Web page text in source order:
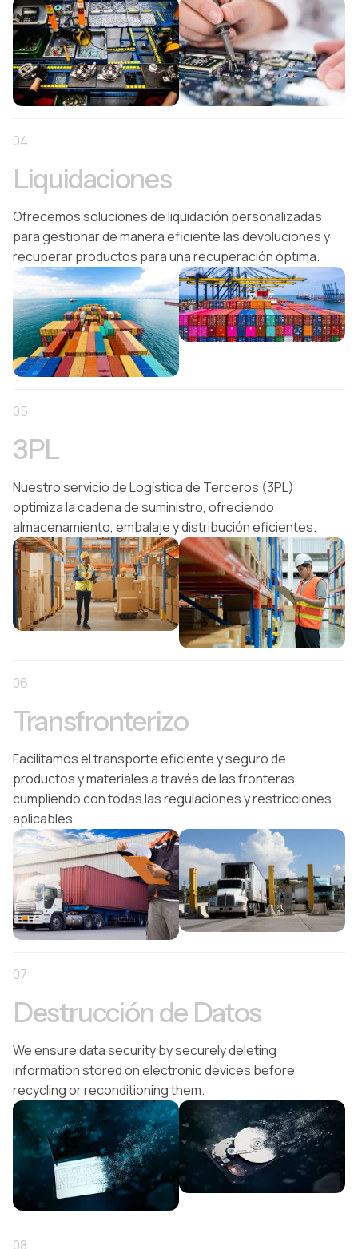
04
Liquidaciones
Ofrecemos soluciones de liquidación personalizadas
para gestionar de manera eficiente las devoluciones y
recuperar productos para una recuperación óptima.
05
3PL
Nuestro servicio de Logística de Terceros (3PL)
optimiza la cadena de suministro, ofreciendo
almacenamiento, embalaje y distribución eficientes.
06
Transfronterizo
Facilitamos el transporte eficiente y seguro de
productos y materiales a través de las fronteras,
cumpliendo con todas las regulaciones y restricciones
aplicables.
07
Destrucción de Datos
We ensure data security by securely deleting
information stored on electronic devices before
recycling or reconditioning them.
08